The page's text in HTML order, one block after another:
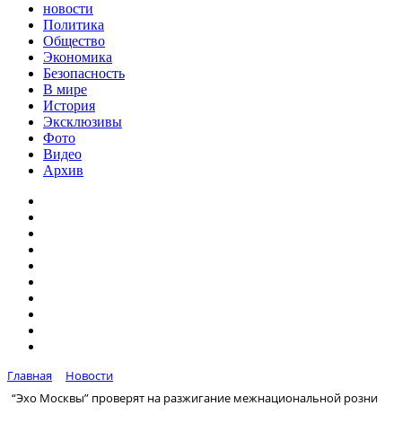
новости
Политика
Общество
Экономика
Безопасность
В мире
История
Эксклюзивы
Фото
Видео
Архив
Главная
Новости
“Эхо Москвы” проверят на разжигание межнациональной розни